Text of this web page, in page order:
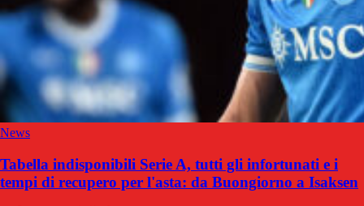
News
Tabella indisponibili Serie A, tutti gli infortunati e i
tempi di recupero per l'asta: da Buongiorno a Isaksen